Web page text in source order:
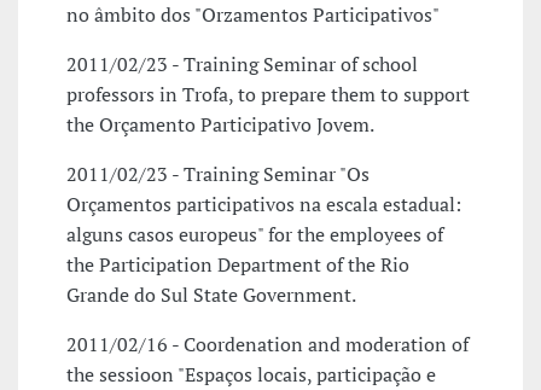
no âmbito dos "Orzamentos Participativos"
2011/02/23 - Training Seminar of school
professors in Trofa, to prepare them to support
the Orçamento Participativo Jovem.
2011/02/23 - Training Seminar "Os
Orçamentos participativos na escala estadual:
alguns casos europeus" for the employees of
the Participation Department of the Rio
Grande do Sul State Government.
2011/02/16 - Coordenation and moderation of
the sessioon "Espaços locais, participação e